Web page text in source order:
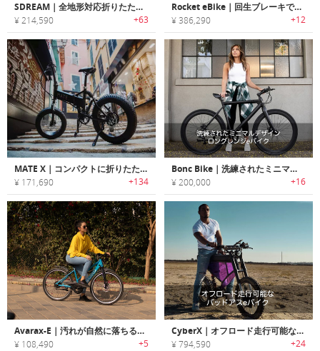
SDREAM｜全地形対応折りたたみ式ファットタイヤスマートeバイク
¥ 214,590 +63
Rocket eBike｜回生ブレーキで最大160km走行可能な折りたたみeバイク「ロケット」
¥ 386,290 +12
MATE X｜コンパクトに折りたたみ可能なパワフル電動バイク「メイトエックス」
¥ 171,690 +134
Bonc Bike｜洗練されたミニマルデザインロングレンジeバイク「ボンクバイク」
¥ 200,000 +16
Avarax-E｜汚れが自然に落ちるセルフクリーニングハイブリッドEバイク「アヴァラックスE」
¥ 108,490 +5
CyberX｜オフロード走行可能なバッドアスeバイク「サイバーエックス」
¥ 794,590 +24